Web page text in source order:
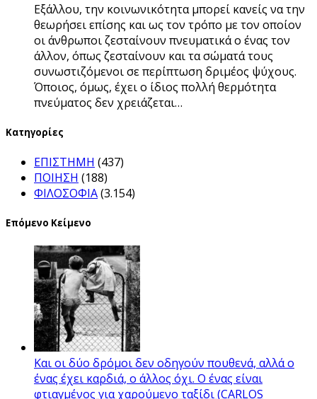
Εξάλλου, την κοινωνικότητα μπορεί κανείς να την
θεωρήσει επίσης και ως τον τρόπο με τον οποίον
οι άνθρωποι ζεσταίνουν πνευματικά ο ένας τον
άλλον, όπως ζεσταίνουν και τα σώματά τους
συνωστιζόμενοι σε περίπτωση δριμέος ψύχους.
Όποιος, όμως, έχει ο ίδιος πολλή θερμότητα
πνεύματος δεν χρειάζεται…
Kατηγορίες
ΕΠΙΣΤΗΜΗ (437)
ΠΟΙΗΣΗ (188)
ΦΙΛΟΣΟΦΙΑ(3.154)
Επόμενο Κείμενο
Και οι δύο δρόμοι δεν οδηγούν πουθενά, αλλά ο
ένας έχει καρδιά, ο άλλος όχι. Ο ένας είναι
φτιαγμένος για χαρούμενο ταξίδι (CARLOS